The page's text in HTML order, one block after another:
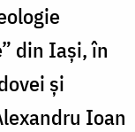
din Iași, în
și
Ioan